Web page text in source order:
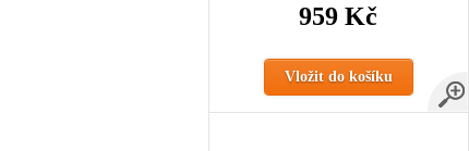
959 Kč
Vložit do košíku